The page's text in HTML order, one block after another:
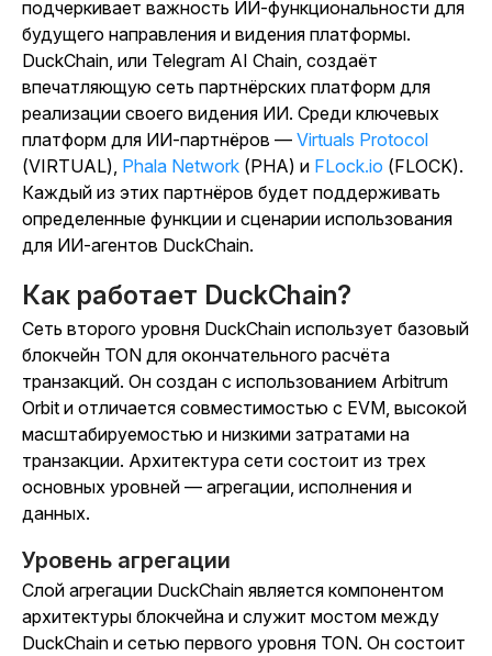
подчеркивает важность ИИ-функциональности для
будущего направления и видения платформы.
DuckChain, или Telegram AI Chain, создаёт
впечатляющую сеть партнёрских платформ для
реализации своего видения ИИ. Среди ключевых
платформ для ИИ-партнёров — Virtuals Protocol
(VIRTUAL), Phala Network (PHA) и FLock.io (FLOCK).
Каждый из этих партнёров будет поддерживать
определенные функции и сценарии использования
для ИИ-агентов DuckChain.
Как работает DuckChain?
Сеть второго уровня DuckChain использует базовый
блокчейн TON для окончательного расчёта
транзакций. Он создан с использованием Arbitrum
Orbit и отличается совместимостью с EVM, высокой
масштабируемостью и низкими затратами на
транзакции. Архитектура сети состоит из трех
основных уровней — агрегации, исполнения и
данных.
Уровень агрегации
Слой агрегации DuckChain является компонентом
архитектуры блокчейна и служит мостом между
DuckChain и сетью первого уровня TON. Он состоит